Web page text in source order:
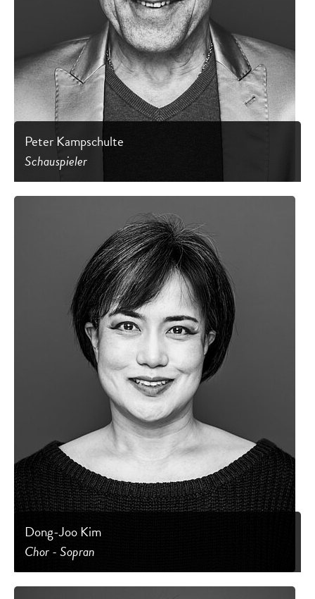
Peter Kampschulte
Schauspieler
Dong-Joo Kim
Chor - Sopran